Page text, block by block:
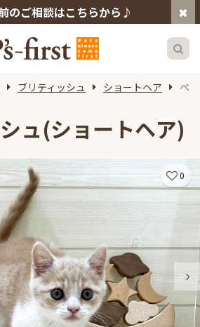
のご相談はこちらから♪
ブリティッシュ ショートヘア ペ
ュ(ショートヘア)
0